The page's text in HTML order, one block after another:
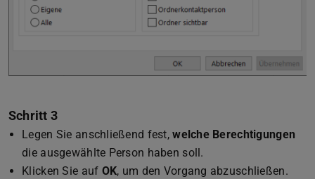
Schritt 3
Legen Sie anschließend fest,welche Berechtigungen
die ausgewählte Person haben soll.
Klicken Sie auf OK, um den Vorgang abzuschließen.